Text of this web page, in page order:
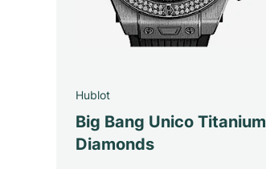
Hublot
Big Bang Unico Titanium
Diamonds